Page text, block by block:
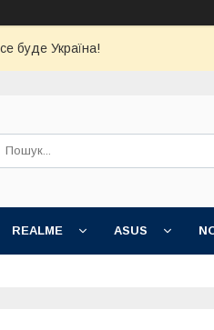
буде Україна!
REALME ASUS